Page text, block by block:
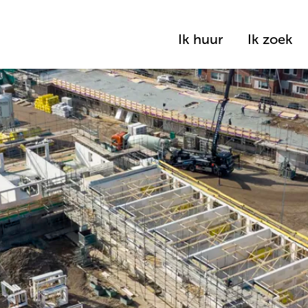
Ik huur Ik zoek